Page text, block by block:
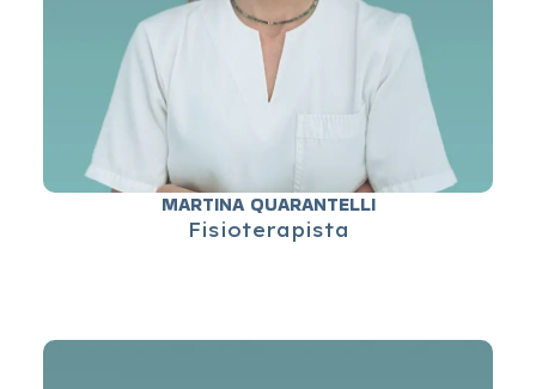
MARTINA QUARANTELLI
Fisioterapista